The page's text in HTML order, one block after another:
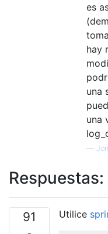
es
hay
una
una
—
Respuestas:
91 Utilice